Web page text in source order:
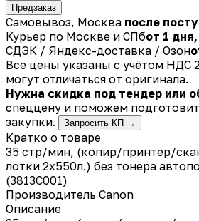
Предзаказ
Самовывоз, Москва после
Курьер по Москве и СПбот 1
СДЭК / Яндекс-доставка / Озон
Все цены указаны с учётом НДС
могут отличаться от оригинала.
Нужна скидка под тендер или
спеццену и поможем
закупки.
Запросить КП →
Кратко о товаре
35 стр/мин, (копир/принтер/
лотки 2х550л.) без тонера
(3813C001)
Производитель Canon
Описание